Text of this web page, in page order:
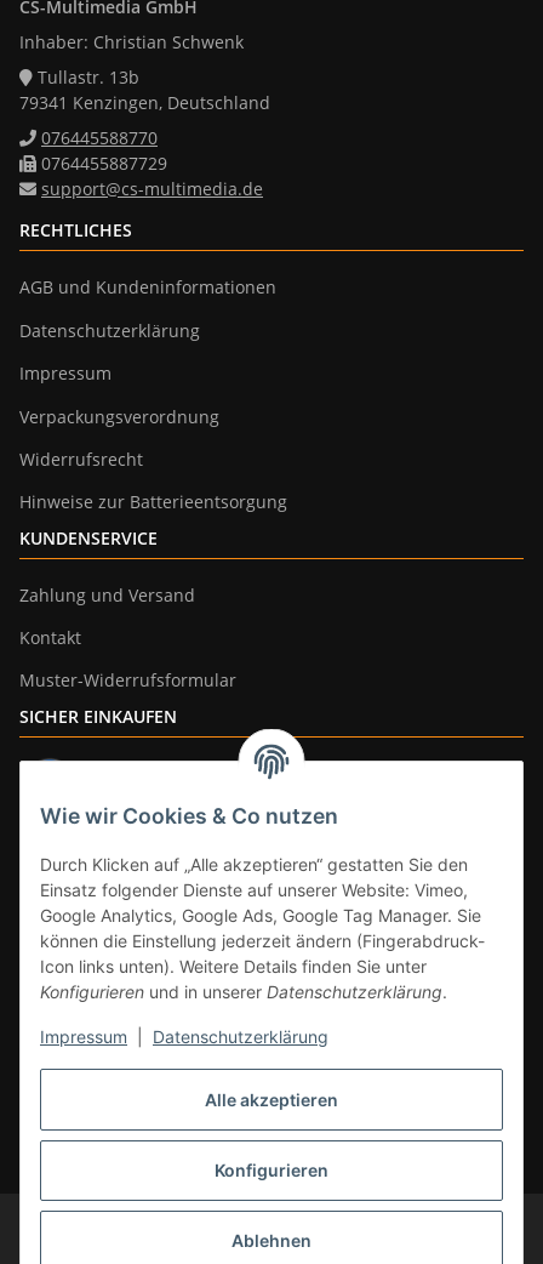
Alle akzeptieren
Konfigurieren
Ablehnen
Wie wir Cookies & Co nutzen
Durch Klicken auf „Alle akzeptieren“ gestatten Sie den
Einsatz folgender Dienste auf unserer Website: Vimeo,
Google Analytics, Google Ads, Google Tag Manager. Sie
können die Einstellung jederzeit ändern (Fingerabdruck-
Icon links unten). Weitere Details finden Sie unter
Konfigurieren und in unserer Datenschutzerklärung.
Impressum Datenschutzerklärung
CS-Multimedia GmbH
Inhaber: Christian Schwenk
Tullastr. 13b
79341 Kenzingen, Deutschland
076445588770
0764455887729
support@cs-multimedia.de
RECHTLICHES
AGB und Kundeninformationen
Datenschutzerklärung
Impressum
Verpackungsverordnung
Widerrufsrecht
Hinweise zur Batterieentsorgung
KUNDENSERVICE
Zahlung und Versand
Kontakt
Muster-Widerrufsformular
SICHER EINKAUFEN
Vertrag widerrufen
* Alle Preise inkl. gesetzlicher Mwst., zzgl.Versand
DE, gilt nicht für Großgeräte per Spedition). Artikel mit 0% MwSt. (gem. §
12 Abs. 3 UStG) Versand nur innerhalb DE.
Abbildungen ähnlich, alle Angebote ohne Dekoration. Angebot gültig auf